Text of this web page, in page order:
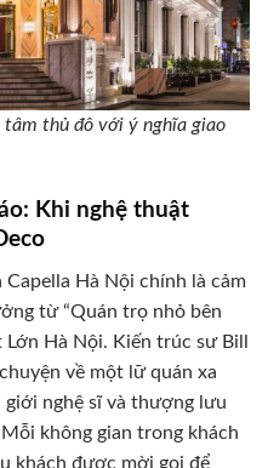
thủ đô với ý nghĩa giao
Khi nghệ thuật
Hà Nội chính là cảm
từ “Quán trọ nhỏ bên
Lớn Hà Nội. Kiến trúc sư Bill
về một lữ quán xa
nghệ sĩ và thượng lưu
không gian trong khách
khách được mời gọi để